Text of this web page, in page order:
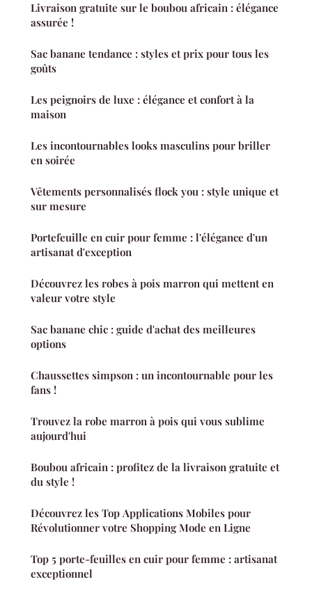
Livraison gratuite sur le boubou africain : élégance
assurée !
Sac banane tendance : styles et prix pour tous les
goûts
Les peignoirs de luxe : élégance et confort à la
maison
Les incontournables looks masculins pour briller
en soirée
Vêtements personnalisés flock you : style unique et
sur mesure
Portefeuille en cuir pour femme : l'élégance d'un
artisanat d'exception
Découvrez les robes à pois marron qui mettent en
valeur votre style
Sac banane chic : guide d'achat des meilleures
options
Chaussettes simpson : un incontournable pour les
fans !
Trouvez la robe marron à pois qui vous sublime
aujourd'hui
Boubou africain : profitez de la livraison gratuite et
du style !
Découvrez les Top Applications Mobiles pour
Révolutionner votre Shopping Mode en Ligne
Top 5 porte-feuilles en cuir pour femme : artisanat
exceptionnel